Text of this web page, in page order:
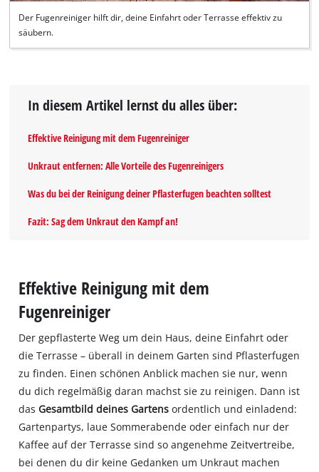
Der Fugenreiniger hilft dir, deine Einfahrt oder Terrasse effektiv zu
säubern.
In diesem Artikel lernst du alles über:
Effektive Reinigung mit dem Fugenreiniger
Unkraut entfernen: Alle Vorteile des Fugenreinigers
Was du bei der Reinigung deiner Pflasterfugen beachten solltest
Fazit: Sag dem Unkraut den Kampf an!
Effektive Reinigung mit dem
Fugenreiniger
Der gepflasterte Weg um dein Haus, deine Einfahrt oder
die Terrasse – überall in deinem Garten sind Pflasterfugen
zu finden. Einen schönen Anblick machen sie nur, wenn
du dich regelmäßig daran machst sie zu reinigen. Dann ist
dasGesamtbild deines Gartens ordentlich und einladend:
Gartenpartys, laue Sommerabende oder einfach nur der
Kaffee auf der Terrasse sind so angenehme Zeitvertreibe,
bei denen du dir keine Gedanken um Unkraut machen